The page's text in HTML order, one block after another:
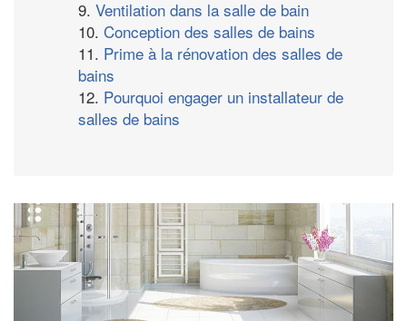
9. Ventilation dans la salle de bain
10. Conception des salles de bains
11. Prime à la rénovation des salles de
bains
12. Pourquoi engager un installateur de
salles de bains